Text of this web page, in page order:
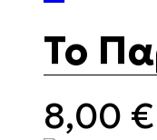
Το
8,00 €